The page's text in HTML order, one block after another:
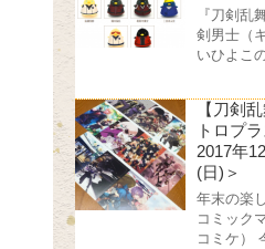
『刀剣乱
剣男士（
いひよこ
【刀剣
トロプ
2017年
(日)＞
年末の楽
コミック
コミケ）